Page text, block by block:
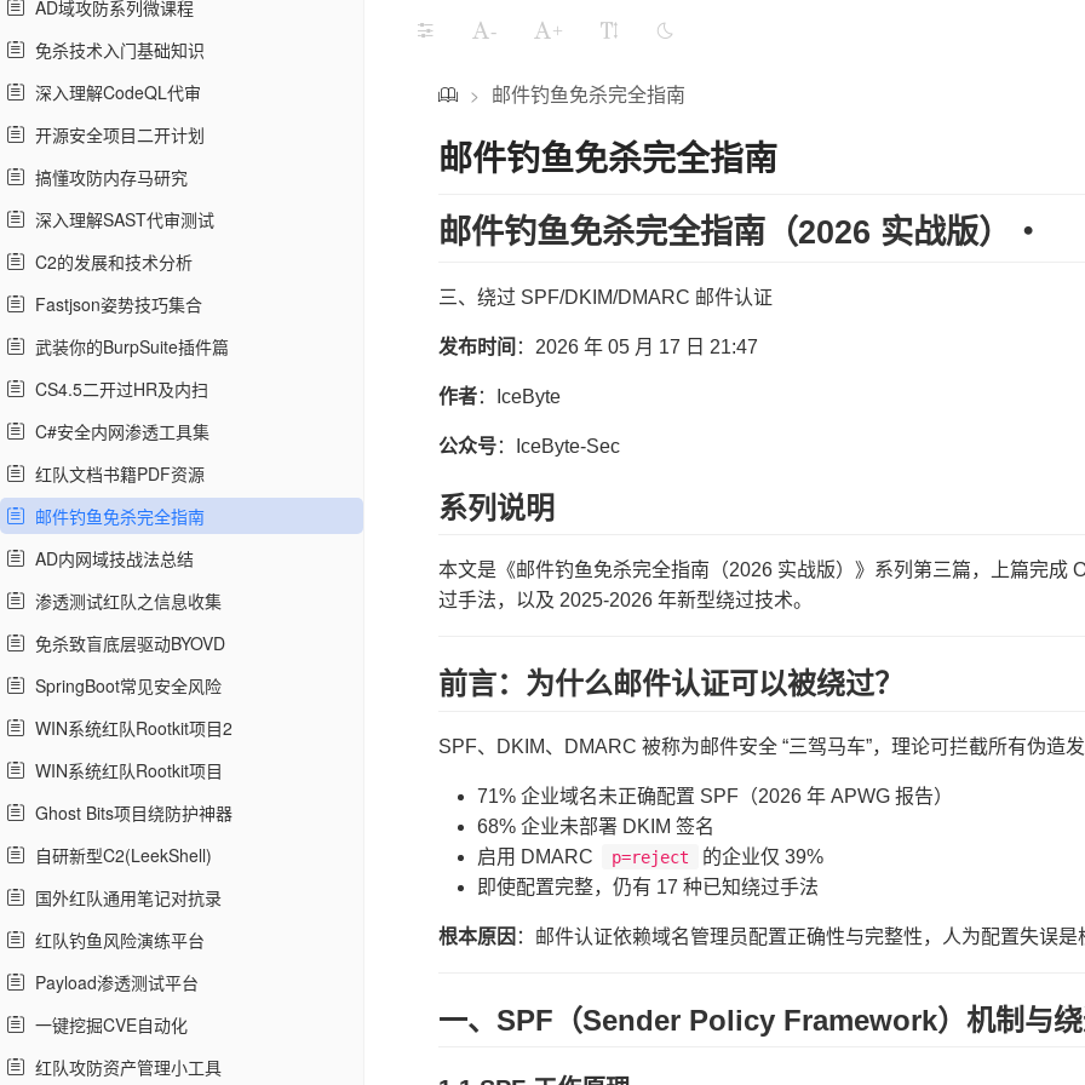
AD域攻防系列微课程
免杀技术入门基础知识
深入理解CodeQL代审
开源安全项目二开计划
搞懂攻防内存马研究
深入理解SAST代审测试
C2的发展和技术分析
Fastjson姿势技巧集合
武装你的BurpSuite插件篇
CS4.5二开过HR及内扫
C#安全内网渗透工具集
红队文档书籍PDF资源
邮件钓鱼免杀完全指南
AD内网域技战法总结
渗透测试红队之信息收集
免杀致盲底层驱动BYOVD
SpringBoot常见安全风险
WIN系统红队Rootkit项目2
WIN系统红队Rootkit项目
Ghost Bits项目绕防护神器
自研新型C2(LeekShell)
国外红队通用笔记对抗录
红队钓鱼风险演练平台
Payload渗透测试平台
一键挖掘CVE自动化
红队攻防资产管理小工具
- +
> 邮件钓鱼免杀完全指南
邮件钓鱼免杀完全指南
邮件钓鱼免杀完全指南（2026 实战版）・
三、绕过 SPF/DKIM/DMARC 邮件认证
发布时间 ：2026 年 05 月 17 日 21:47
作者：IceByte
公众号：IceByte-Sec
系列说明
本文是《邮件钓鱼免杀完全指南（2026 实战版）》系列第三篇，上篇完成
过手法，以及 2025-2026 年新型绕过技术。
前言：为什么邮件认证可以被绕过？
SPF、DKIM、DMARC 被称为邮件安全 “三驾马车”，理论可拦截所有伪造
71% 企业域名未正确配置 SPF（2026 年 APWG 报告）
68% 企业未部署 DKIM 签名
启用 DMARC
p=reject
的企业仅 39%
即使配置完整，仍有 17 种已知绕过手法
根本原因 ：邮件认证依赖域名管理员配置正确性与完整性，人为配置失误是
一、SPF（Sender Policy Framework）机制与